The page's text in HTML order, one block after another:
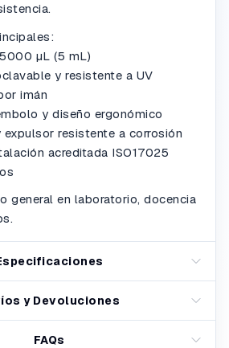
µL (5 mL)
y resistente a UV
imán
y diseño ergonómico
expulsor resistente a corrosión
acreditada ISO17025
general en laboratorio, docencia
y Devoluciones
FAQs